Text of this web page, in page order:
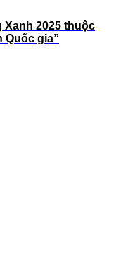
Xanh 2025 thuộc
gia”